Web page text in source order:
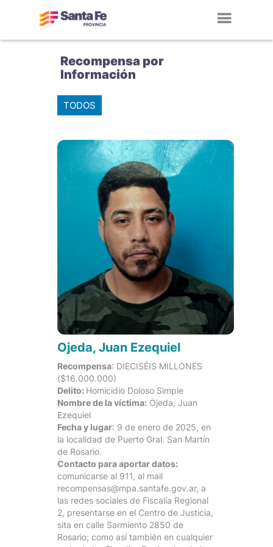
Recompensa por
Información
TODOS
Ojeda, Juan Ezequiel
Recompensa: DIECISÉIS MILLONES
($16.000.000)
Delito: Homicidio Doloso Simple
Nombre de la víctima: Ojeda, Juan
Ezequiel
Fecha y lugar: 9 de enero de 2025, en
la localidad de Puerto Gral. San Martín
de Rosario.
Contacto para aportar datos:
comunicarse al 911, al mail
recompensas@mpa.santafe.gov.ar, a
las redes sociales de Fiscalía Regional
2, presentarse en el Centro de Justicia,
sita en calle Sarmiento 2850 de
Rosario; como así también en cualquier